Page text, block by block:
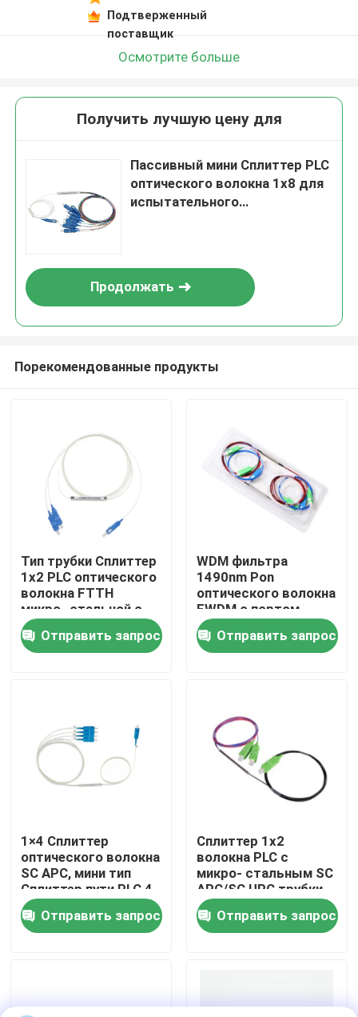
Главная страница
Продукция
Ролики
О Компании
контроль качества
Отправить запрос
Гибкий провод кабеля волокна
Подтверженный
поставщик
Осмотрите больше
Получить лучшую цену для
Пассивный мини Сплиттер PLC
оптического волокна 1x8 для
испытательного
Продолжать
Порекомендованные продукты
Тип трубки Сплиттер
1x2 PLC оптического
волокна FTTH
микро- стальной с
соединителем SC
Отправить запрос
WDM фильтра
1490nm Pon
оптического волокна
FWDM с портом
Tx1550nm CATV
Отправить запрос
1×4 Сплиттер
оптического волокна
SC APC, мини тип
Сплиттер пути PLC 4
для кабельного
телевидения
Отправить запрос
Сплиттер 1x2
волокна PLC с
микро- стальным SC
APC/SC UPC трубки
Отправить запрос